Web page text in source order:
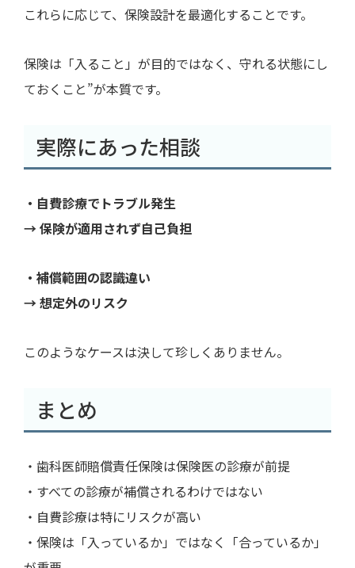
これらに応じて、保険設計を最適化することです。
保険は「入ること」が目的ではなく、守れる状態にし
ておくこと”が本質です。
実際にあった相談
・自費診療でトラブル発生
→ 保険が適用されず自己負担
・補償範囲の認識違い
→ 想定外のリスク
このようなケースは決して珍しくありません。
まとめ
・歯科医師賠償責任保険は保険医の診療が前提
・すべての診療が補償されるわけではない
・自費診療は特にリスクが高い
・保険は「入っているか」ではなく「合っているか」